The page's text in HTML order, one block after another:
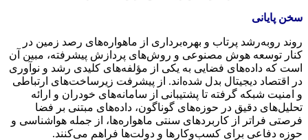
سخن پایانی
روند روبه‌رشد پرتاب و بهره‌برداری از ماهواره‌های رصد زمین در
کنار توسعه هوش مصنوعی و روش‌های پردازش پیشرفته، مبین آن
است که داده‌های فضایی به یکی از مؤلفه‌های کلیدی رشد و نوآوری
در اقتصاد دیجیتال بدل شده‌اند. از پیشرفت زیرساخت‌های ارتباطی
و امنیت شبکه گرفته تا پشتیبانی از سامانه‌های خودران و ارائه
تحلیل‌های دقیق در حوزه‌های گوناگون، داده‌های مبتنی بر فضا
فرصتی فراتر از کاربردهای سنتی ماهواره‌ها، از جمله هواشناسی و
حوزه دفاعی برای کسب‌وکارها و دولت‌ها فراهم می‌کنند.